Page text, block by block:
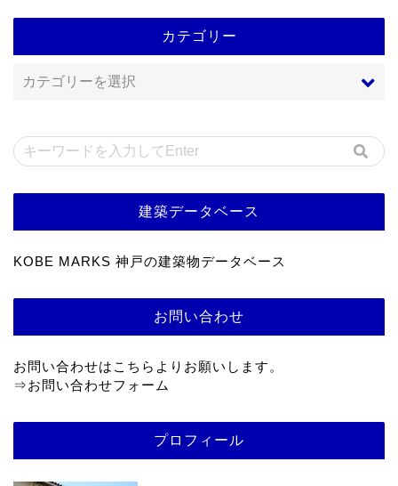
カテゴリー
建築データベース
KOBE MARKS 神戸の建築物データベース
お問い合わせ
お問い合わせはこちらよりお願いします。
⇒お問い合わせフォーム
プロフィール